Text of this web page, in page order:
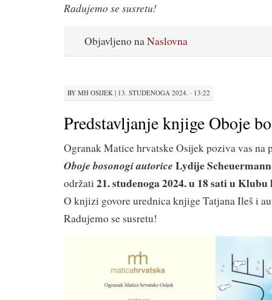
Radujemo se susretu!
Objavljeno naNaslovna
BY MH OSIJEK | 13. STUDENOGA 2024. · 13:22
Predstavljanje knjige Oboje
Ogranak Matice hrvatske Osijek poziva vas na
Oboje bosonogi autorice Lydije
održati 21. studenoga 2024.u 18 sati u
O knjizi govore urednica knjige Tatjana Ileš i
Radujemo se susretu!